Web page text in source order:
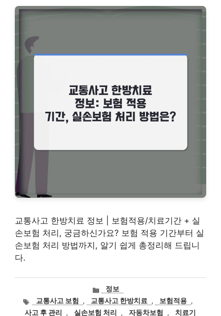
교통사고 한방치료 정보 | 보험적용/치료기간 + 실
손보험 처리, 궁금하신가요? 보험 적용 기간부터 실
손보험 처리 방법까지, 알기 쉽게 총정리해 드립니
다.
카
테
고
정보
태
그
교통사고 보험 , 교통사고 한방치료 , 보험적용 ,
사고 후 관리
, 실손보험 처리 , 자동차보험 ,
치료기